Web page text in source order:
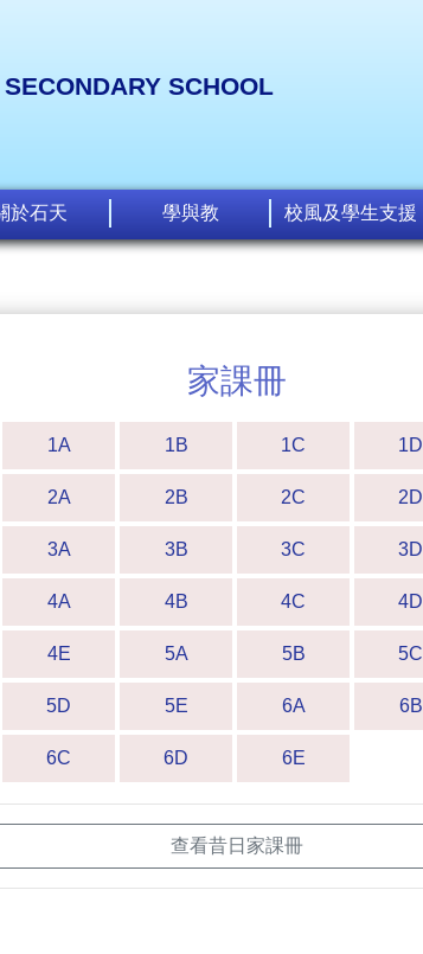
SCHOOL
於石天 學與教 校風及學生支援
家課冊
1A 1B 1C 1D
2A 2B 2C 2D
3A 3B 3C 3D
4A 4B 4C 4D
4E 5A 5B 5C
5D 5E 6A 6B
6C 6D 6E
查看昔日家課冊